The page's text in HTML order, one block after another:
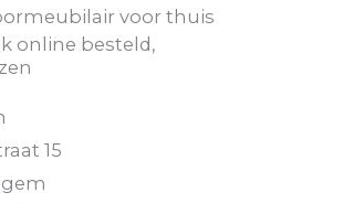
voor thuis
online besteld,
15